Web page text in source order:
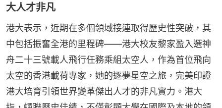
大人才非凡
港大表示，近期在多個領域接連取得歷史性突破，其
中包括振奮全港的里程碑——港大校友黎家盈入選神
舟二十三號載人飛行任務乘組太空人，作為首位飛向
太空的香港載荷專家，她的逐夢星空之旅，完美印證
港大培育引領世界變革傑出人才的非凡實力。港大